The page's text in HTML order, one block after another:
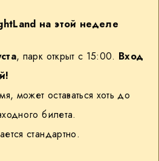
на этой неделе
, парк открыт с 15:00. Вход
может оставаться хоть до
билета.
стандартно.